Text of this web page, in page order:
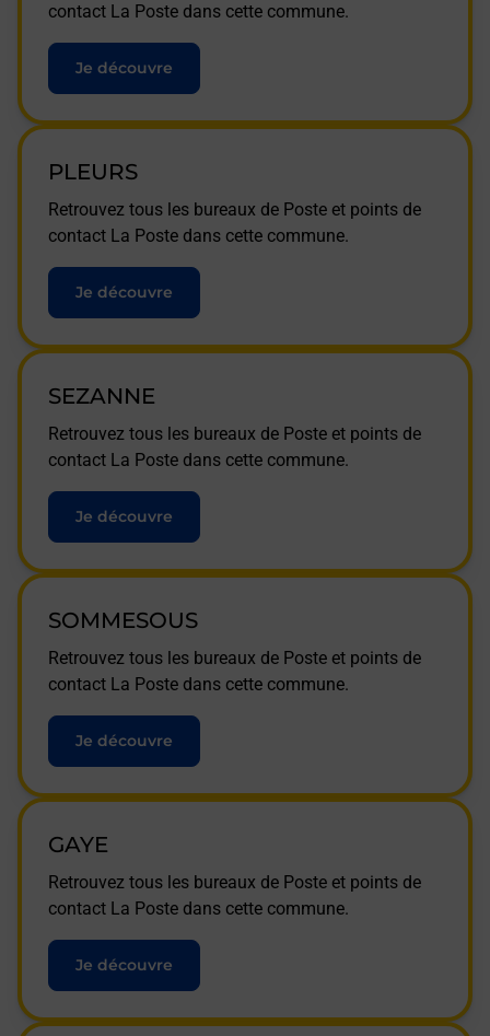
contact La Poste dans cette commune.
Je découvre
PLEURS
Retrouvez tous les bureaux de Poste et points de
contact La Poste dans cette commune.
Je découvre
SEZANNE
Retrouvez tous les bureaux de Poste et points de
contact La Poste dans cette commune.
Je découvre
SOMMESOUS
Retrouvez tous les bureaux de Poste et points de
contact La Poste dans cette commune.
Je découvre
GAYE
Retrouvez tous les bureaux de Poste et points de
contact La Poste dans cette commune.
Je découvre